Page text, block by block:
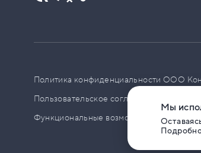
Политика конфиденциальности ООО
Пользовательское соглашение
Функциональные возможности ПО
Мы